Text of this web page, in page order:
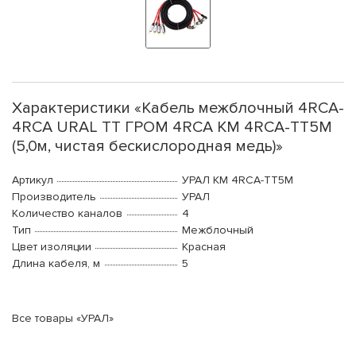
Характеристики «Кабель межблочный 4RCA-
4RCA URAL ТТ ГРОМ 4RCA КМ 4RCA-ТТ5М
(5,0м, чистая бескислородная медь)»
Артикул
УРАЛ КМ 4RCA-ТТ5М
Производитель
УРАЛ
Количество каналов
4
Тип
Межблочный
Цвет изоляции
Красная
Длина кабеля, м
5
Все товары «УРАЛ»